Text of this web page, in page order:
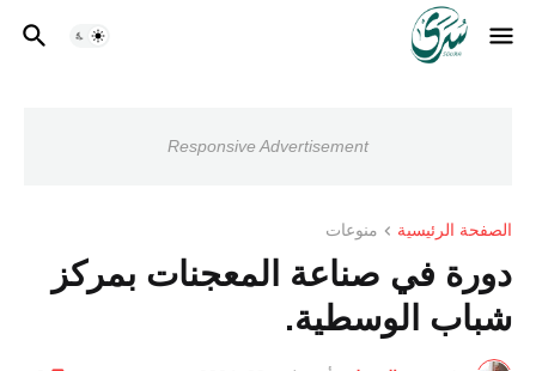
Responsive Advertisement
الصفحة الرئيسية منوعات
دورة في صناعة المعجنات بمركز
شباب الوسطية.